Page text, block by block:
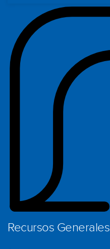
Recursos Generales